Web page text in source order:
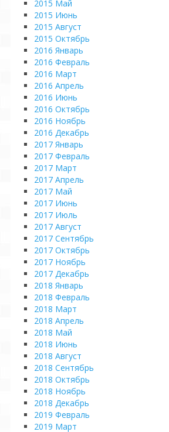
2015 Май
2015 Июнь
2015 Август
2015 Октябрь
2016 Январь
2016 Февраль
2016 Март
2016 Апрель
2016 Июнь
2016 Октябрь
2016 Ноябрь
2016 Декабрь
2017 Январь
2017 Февраль
2017 Март
2017 Апрель
2017 Май
2017 Июнь
2017 Июль
2017 Август
2017 Сентябрь
2017 Октябрь
2017 Ноябрь
2017 Декабрь
2018 Январь
2018 Февраль
2018 Март
2018 Апрель
2018 Май
2018 Июнь
2018 Август
2018 Сентябрь
2018 Октябрь
2018 Ноябрь
2018 Декабрь
2019 Февраль
2019 Март